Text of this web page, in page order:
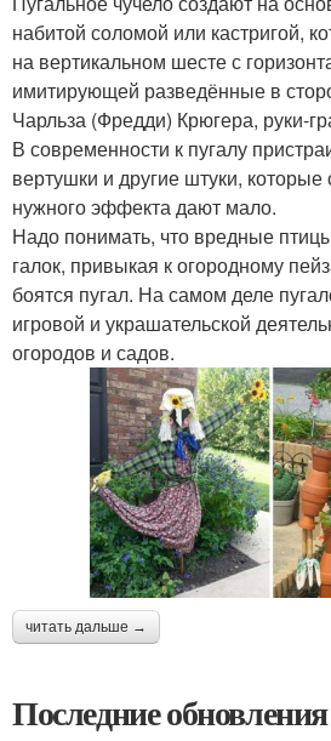
набитой соломой или кастригой,
на вертикальном шесте с
имитирующей разведённые в
Чарльза (Фредди) Крюгера, руки-
В современности к пугалу
вертушки и другие штуки,
нужного эффекта дают мало.
Надо понимать, что вредные
галок, привыкая к огородному
боятся пугал. На самом деле
игровой и украшательской
огородов и садов.
читать дальше →
Последние